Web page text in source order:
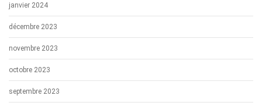
janvier 2024
décembre 2023
novembre 2023
octobre 2023
septembre 2023